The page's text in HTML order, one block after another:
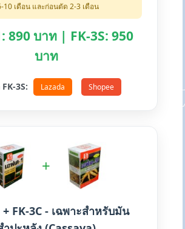
10 เดือน และก่อนตัด 2-3 เดือน
890 บาท | FK-3S: 950
บาท
3S: Lazada Shopee
+
+ FK-3C - เฉพาะสำหรับมัน